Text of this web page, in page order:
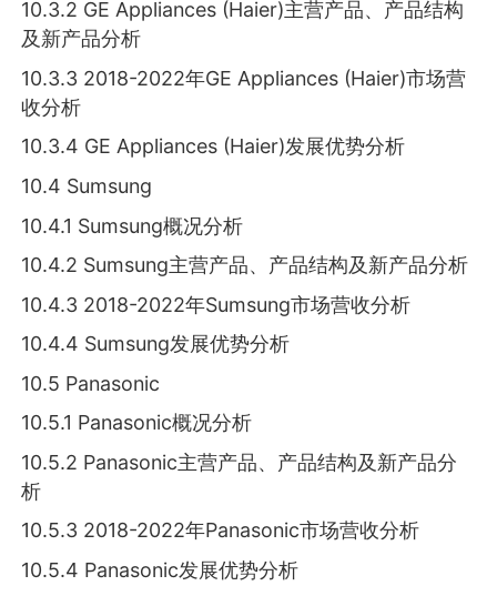
10.3.2 GE Appliances (Haier)主营产品、产品结构
及新产品分析
10.3.3 2018-2022年GE Appliances (Haier)市场营
收分析
10.3.4 GE Appliances (Haier)发展优势分析
10.4 Sumsung
10.4.1 Sumsung概况分析
10.4.2 Sumsung主营产品、产品结构及新产品分析
10.4.3 2018-2022年Sumsung市场营收分析
10.4.4 Sumsung发展优势分析
10.5 Panasonic
10.5.1 Panasonic概况分析
10.5.2 Panasonic主营产品、产品结构及新产品分
析
10.5.3 2018-2022年Panasonic市场营收分析
10.5.4 Panasonic发展优势分析